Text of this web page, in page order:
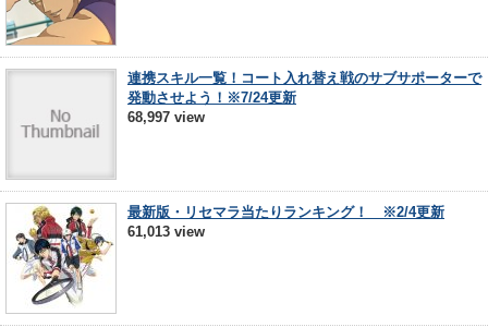
連携スキル一覧！コート入れ替え戦のサブサポーターで
発動させよう！※7/24更新
68,997 view
最新版・リセマラ当たりランキング！ ※2/4更新
61,013 view